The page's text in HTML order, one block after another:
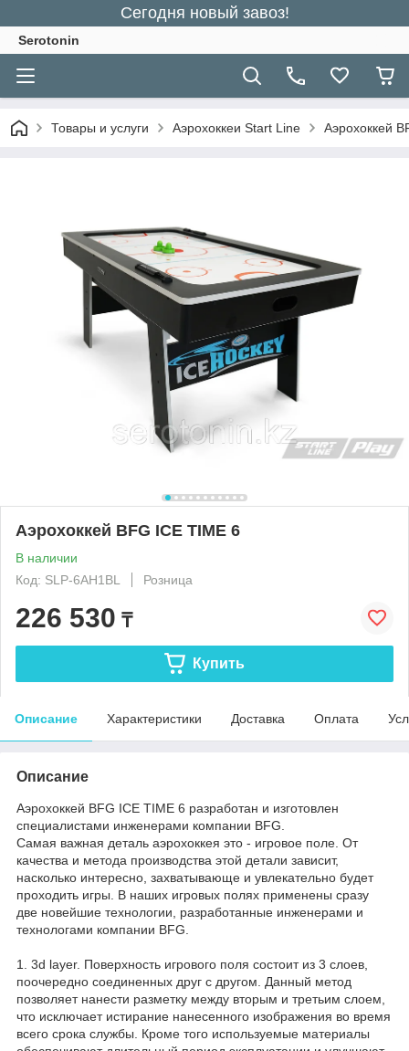
Сегодня новый завоз!
Serotonin
Товары и услуги Аэрохоккеи Start Line Аэрохоккей
Аэрохоккей BFG ICE TIME 6
В наличии
Код: SLP-6AH1BL
Розница
226 530 ₸
Купить
Описание Характеристики Доставка Оплата
Описание
Аэрохоккей BFG ICE TIME 6 разработан и изготовлен
специалистами инженерами компании BFG.
Самая важная деталь аэрохоккея это - игровое поле. От
качества и метода производства этой детали зависит,
насколько интересно, захватывающе и увлекательно будет
проходить игры. В наших игровых полях применены сразу
две новейшие технологии, разработанные инженерами и
технологами компании BFG.
1. 3d layer. Поверхность игрового поля состоит из 3 слоев,
поочередно соединенных друг с другом. Данный метод
позволяет нанести разметку между вторым и третьим слоем,
что исключает истирание нанесенного изображения во время
всего срока службы. Кроме того используемые материалы